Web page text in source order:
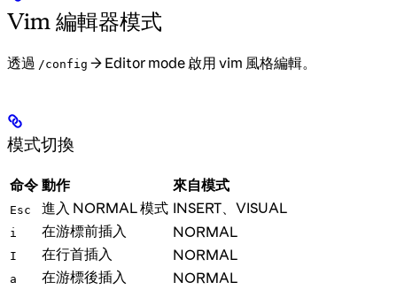
Vim 編輯器模式
透過 /config → Editor mode 啟用 vim 風格編輯。
模式切換
命令 動作 來自模式
Esc 進入 NORMAL 模式 INSERT、VISUAL
i 在游標前插入 NORMAL
I 在行首插入 NORMAL
a 在游標後插入 NORMAL